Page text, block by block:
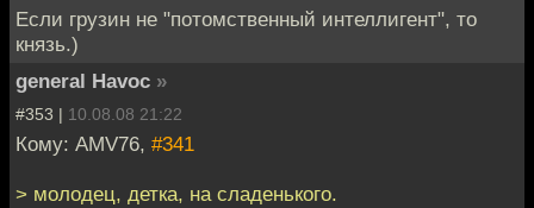
Если грузин не "потомственный интеллигент", то
князь.)
general Havoc »
#353 | 10.08.08 21:22
Кому: AMV76, #341
> молодец, детка, на сладенького.